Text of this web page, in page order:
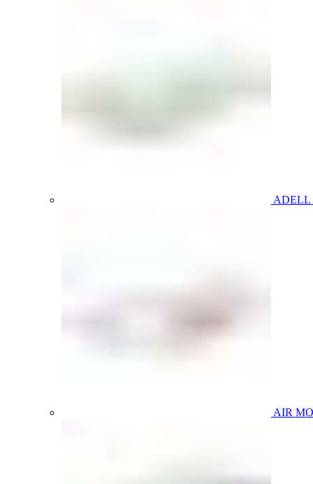
ADELL
AIR